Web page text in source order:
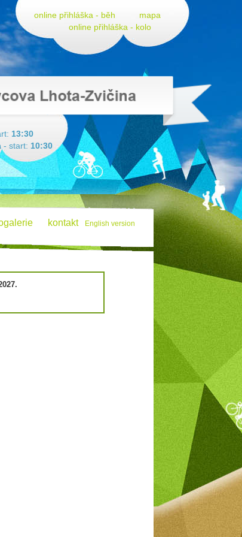
online přihláška - běh
mapa
online přihláška - kolo
13:30
- start: 10:30
kontakt English version